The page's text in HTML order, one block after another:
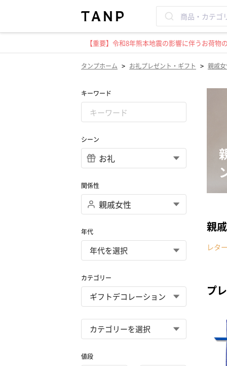
【重要】令和8年熊本地震の影響に伴うお荷
タンプホーム > お礼プレゼント・ギフト > 親戚
キーワード
シーン
関係性
年代
カテゴリー
値段
親
レタ
プ